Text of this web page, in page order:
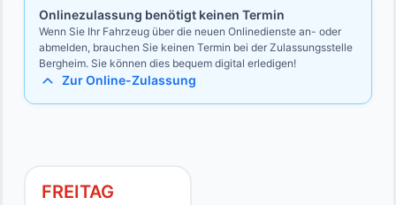
Onlinezulassung benötigt keinen Termin
Wenn Sie Ihr Fahrzeug über die neuen Onlinedienste an- oder
abmelden, brauchen Sie keinen Termin bei der Zulassungsstelle
Bergheim. Sie können dies bequem digital erledigen!
Zur Online-Zulassung
FREITAG